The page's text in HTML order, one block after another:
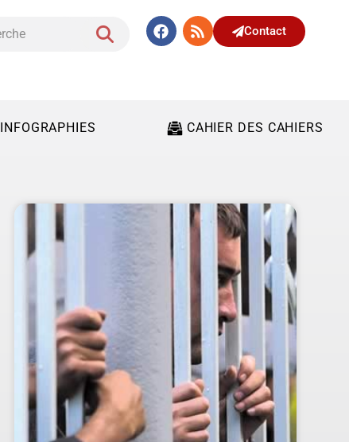
Contact
INFOGRAPHIES CAHIER DES CAHIERS